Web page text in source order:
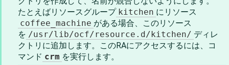
たとえばリソースグループ kitchen にリソース
coffee_machine がある場合、このリソース
を /usr/lib/ocf/resource.d/kitchen/ ディレ
クトリに追加します。このRAにアクセスするには、コ
マンド crm を実行します。